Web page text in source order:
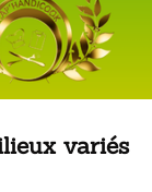
variés